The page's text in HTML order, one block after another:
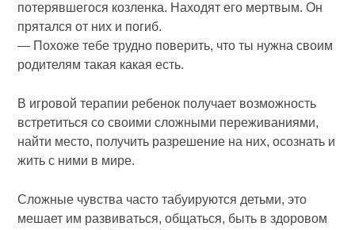
потерявшегося козленка. Находят его мертвым. Он
прятался от них и погиб.
— Похоже тебе трудно поверить, что ты нужна своим
родителям такая какая есть.
В игровой терапии ребенок получает возможность
встретиться со своими сложными переживаниями,
найти место, получить разрешение на них, осознать и
жить с ними в мире.
Сложные чувства часто табуируются детьми, это
мешает им развиваться, общаться, быть в здоровом